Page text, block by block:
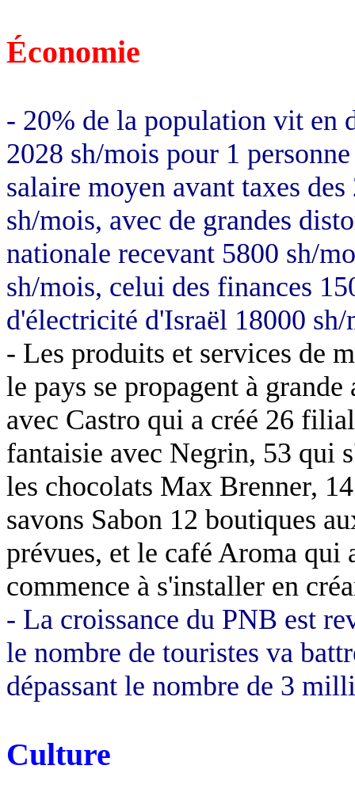
Économie
- 20% de la population vit en
2028 sh/mois pour 1
salaire moyen avant taxes
sh/mois, avec de grandes
nationale recevant 5800 sh/
sh/mois, celui des finances
d'électricité d'Israël 18000 sh/
- Les produits et services de
le pays se propagent à
avec Castro qui a créé 26
fantaisie avec Negrin, 53 qui
les chocolats Max Brenner,
savons Sabon 12 boutiques
prévues, et le café Aroma qui
commence à s'installer en
- La croissance du PNB est
le nombre de touristes va
dépassant le nombre de 3
Culture